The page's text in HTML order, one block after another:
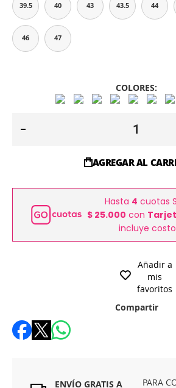
39.5 40 43 43.5 44
46 47
COLORES:
AGREGAR AL
Hasta 4 cuotas
$ 25.000 con
incluye
Añadir a
mis
favoritos
Compartir
ENVÍO GRATIS A
PARA